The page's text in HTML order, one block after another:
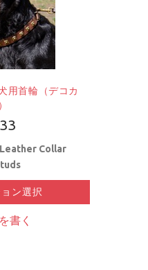
用首輪（デコカ
Collar
ン選択
書く